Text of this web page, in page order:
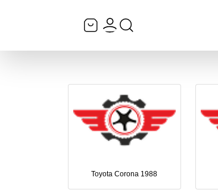
Toyota Corona 1988